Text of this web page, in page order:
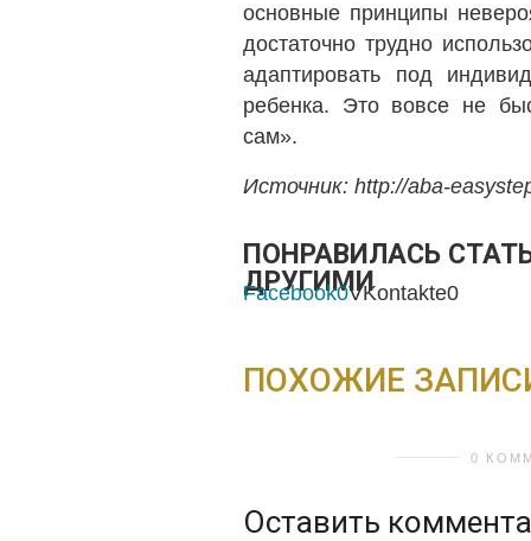
основные принципы
достаточно трудно
адаптировать под
ребенка. Это вовсе не
сам».
Источник: http://aba-
ПОНРАВИЛАСЬ
ДРУГИМИ
Facebook0VKontakte0
ПОХОЖИЕ
0
Оставить